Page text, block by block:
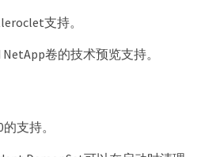
支持。
卷的技术预览支持。
支持。